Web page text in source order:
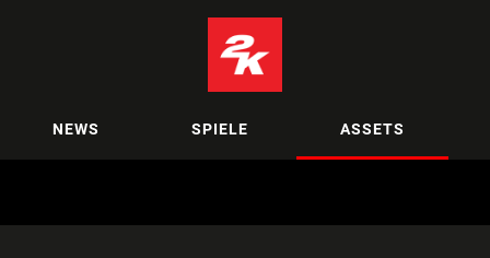
NEWS SPIELE ASSETS